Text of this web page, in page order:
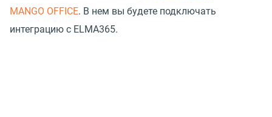
MANGO OFFICE. В нем вы будете подключать
интеграцию с ELMA365.